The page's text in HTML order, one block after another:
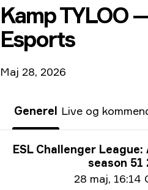
KampTYLOO
Esports
Maj 28, 2026
Generel Live og
Turneringsoplysninger
ESL Challenger
season 51
Datoinformation28 maj, 16:14